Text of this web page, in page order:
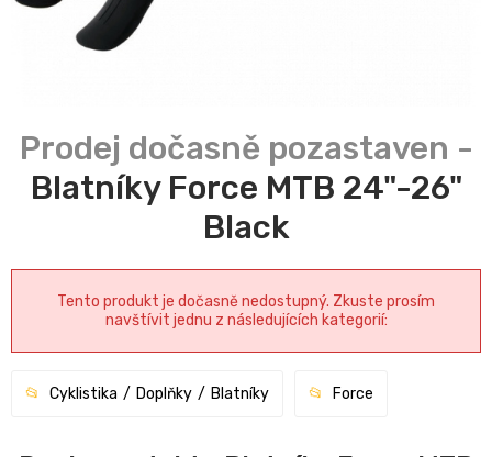
Blatníky Force MTB 24"-26"
Black
Tento produkt je dočasně nedostupný. Zkuste prosím
navštívit jednu z následujících kategorií:
Cyklistika Doplňky Blatníky Force